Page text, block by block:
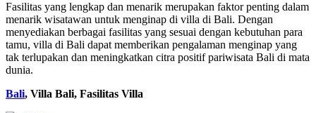
Fasilitas yang lengkap dan menarik merupakan faktor penting dalam
menarik wisatawan untuk menginap di villa di Bali. Dengan
menyediakan berbagai fasilitas yang sesuai dengan kebutuhan para
tamu, villa di Bali dapat memberikan pengalaman menginap yang
tak terlupakan dan meningkatkan citra positif pariwisata Bali di mata
dunia.
Bali, Villa Bali, Fasilitas Villa